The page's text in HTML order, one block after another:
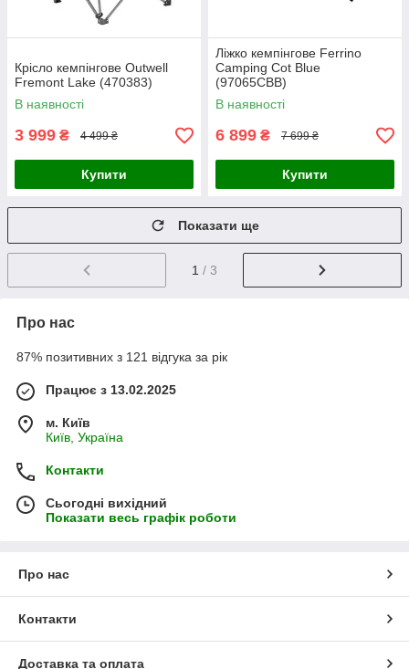
Крісло кемпінгове Outwell
Fremont Lake (470383)
В наявності
3 999 ₴ 4 499 ₴
Купити
Ліжко кемпінгове Ferrino
Camping Cot Blue
(97065CBB)
В наявності
6 899 ₴ 7 699 ₴
Купити
Показати ще
1 / 3
Про нас
87% позитивних з 121 відгука за рік
Працює з 13.02.2025
м. Київ
Київ, Україна
Контакти
Сьогодні вихідний
Показати весь графік роботи
Про нас
Контакти
Доставка та оплата